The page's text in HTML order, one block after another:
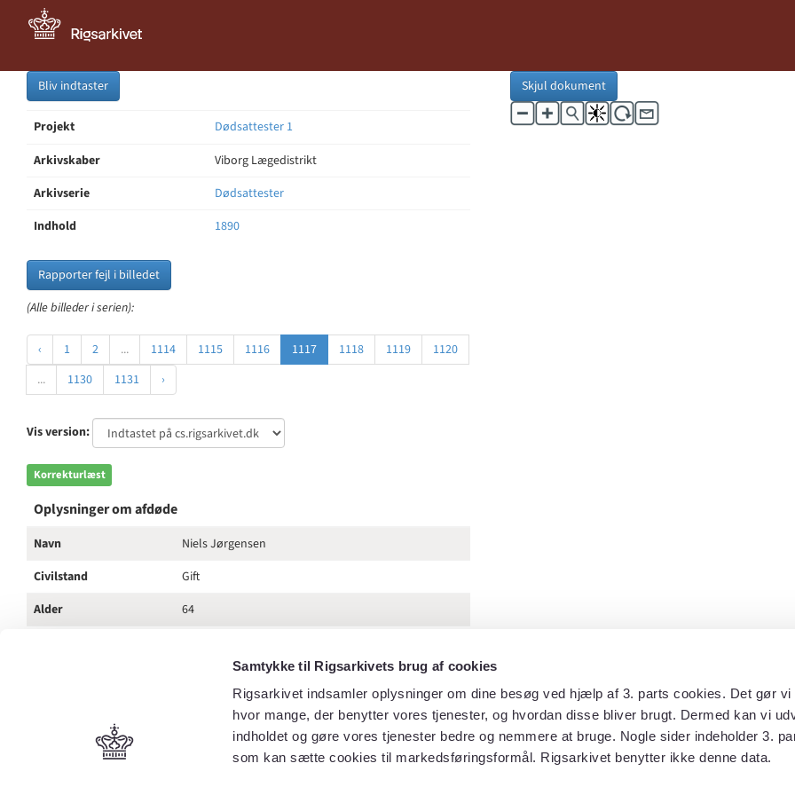
Samtykke til Rigsarkivets brug af cookies
Rigsarkivet indsamler oplysninger om dine besøg ved hjælp af 3. parts cookies. Det gør vi
hvor mange, der benytter vores tjenester, og hvordan disse bliver brugt. Dermed kan vi
indholdet og gøre vores tjenester bedre og nemmere at bruge. Nogle sider indeholder 3.
som kan sætte cookies til markedsføringsformål. Rigsarkivet benytter ikke denne data.
Bliv indtaster
Projekt
Dødsattester 1
Arkivskaber
Viborg Lægedistrikt
Arkivserie
Dødsattester
Indhold
1890
Rapporter fejl i billedet
(Alle billeder i serien):
‹ 1 2 ... 1114 1115 1116 1117 1118 1119
1120
...
1130 1131 ›
Vis version:
Korrekturlæst
Oplysninger om afdøde
Navn
Niels Jørgensen
Civilstand
Gift
Alder
64
Iller, Grønbæk
22-12-1890
Skjul dokument